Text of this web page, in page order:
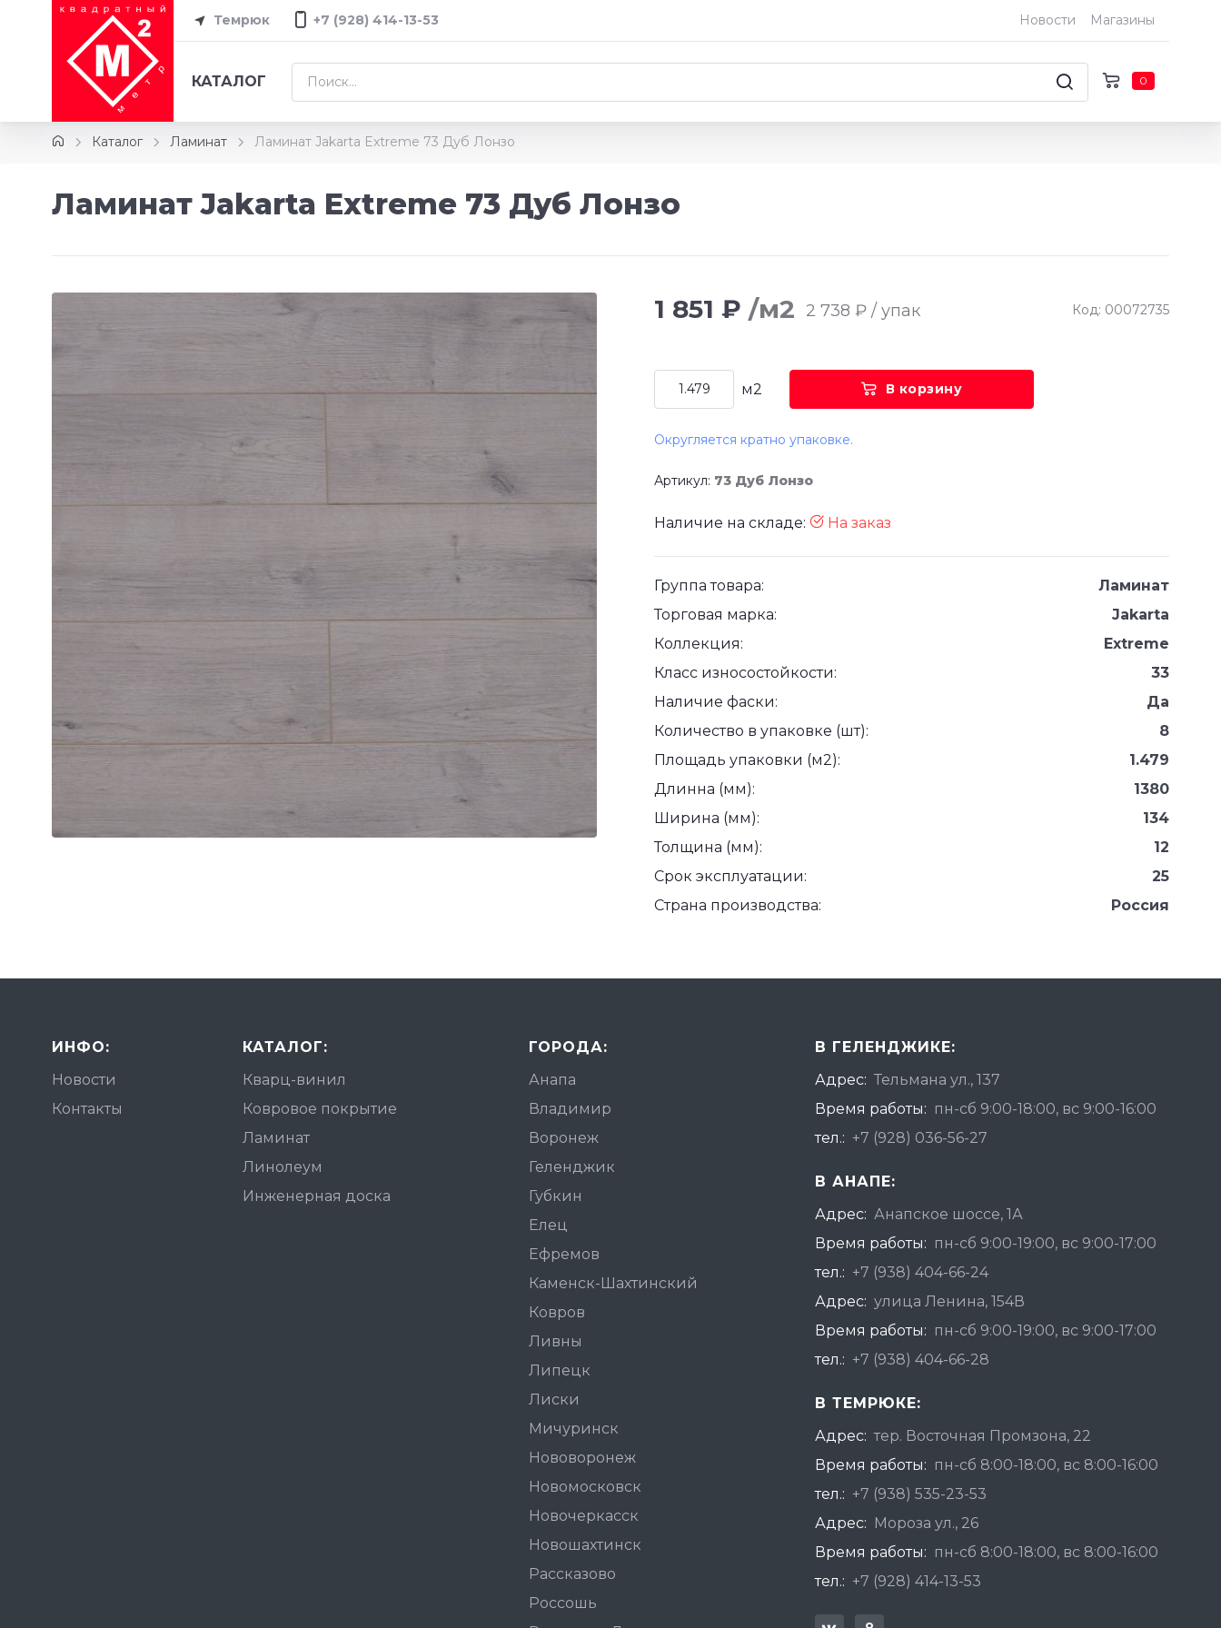
Темрюк +7 (928) 414-13-53 Новости Магазины
КАТАЛОГ 0
Каталог Ламинат Ламинат Jakarta Extreme 73 Дуб Лонзо
Ламинат Jakarta Extreme 73 Дуб Лонзо
1 851 ₽ /м2 2 738 ₽ / упак Код: 00072735
м2 В корзину
Округляется кратно упаковке.
Артикул: 73 Дуб Лонзо
Наличие на складе: На заказ
Группа товара:
Ламинат
Торговая марка:
Jakarta
Коллекция:
Extreme
Класс износостойкости:
33
Наличие фаски:
Да
Количество в упаковке (шт):
8
Площадь упаковки (м2):
1.479
Длинна (мм):
1380
Ширина (мм):
134
Толщина (мм):
12
Срок эксплуатации:
25
Страна производства:
Россия
ИНФО:
Новости
Контакты
КАТАЛОГ:
Кварц-винил
Ковровое покрытие
Ламинат
Линолеум
Инженерная доска
ГОРОДА:
Анапа
Владимир
Воронеж
Геленджик
Губкин
Елец
Ефремов
Каменск-Шахтинский
Ковров
Ливны
Липецк
Лиски
Мичуринск
Нововоронеж
Новомосковск
Новочеркасск
Новошахтинск
Рассказово
Россошь
В ГЕЛЕНДЖИКЕ:
Адрес: Тельмана ул., 137
Время работы: пн-сб 9:00-18:00, вс 9:00-16:00
тел.: +7 (928) 036-56-27
В АНАПЕ:
Адрес: Анапское шоссе, 1А
Время работы: пн-сб 9:00-19:00, вс 9:00-17:00
тел.: +7 (938) 404-66-24
Адрес: улица Ленина, 154В
Время работы: пн-сб 9:00-19:00, вс 9:00-17:00
тел.: +7 (938) 404-66-28
В ТЕМРЮКЕ:
Адрес: тер. Восточная Промзона, 22
Время работы: пн-сб 8:00-18:00, вс 8:00-16:00
тел.: +7 (938) 535-23-53
Адрес:
Мороза ул., 26
Время работы: пн-сб 8:00-18:00, вс 8:00-16:00
тел.: +7 (928) 414-13-53